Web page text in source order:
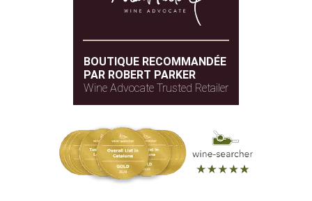
BOUTIQUE RECOMMANDÉE
PAR ROBERT PARKER
Wine Advocate Trusted Retailer